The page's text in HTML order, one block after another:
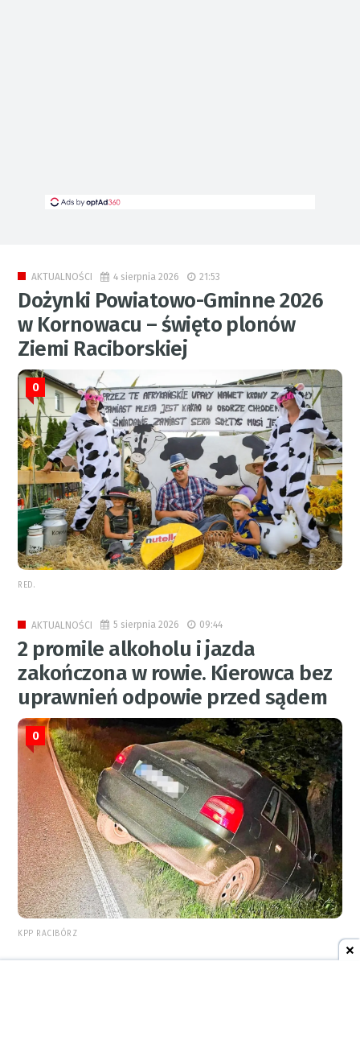
AKTUALNOŚCI 4 sierpnia 2026 21:53
Dożynki Powiatowo-Gminne 2026
w Kornowacu – święto plonów
Ziemi Raciborskiej
0
RED.
AKTUALNOŚCI 5 sierpnia 2026 09:44
2 promile alkoholu i jazda
zakończona w rowie. Kierowca bez
uprawnień odpowie przed sądem
0
KPP RACIBÓRZ